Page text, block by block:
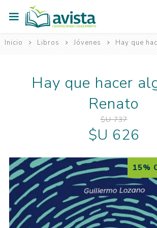
Inicio Libros Jóvenes Hay que
15%
Hay que hacer
Renato
$U 737
$U 626